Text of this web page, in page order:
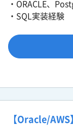
・ORACLE、
・SQL実装経験
【Oracle/